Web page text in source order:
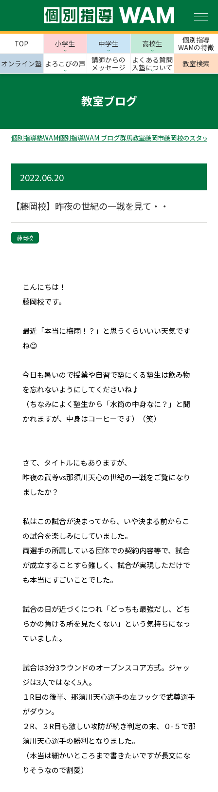
TOP 小学生 中学生 高校生
個別指導
WAMの特徴
オンライン塾 よろこびの声
講師からの
メッセージ
よくある質問
入塾について
教室検索
教室ブログ
個別指導塾WAM個別指導WAM ブログ群馬教室藤岡市藤岡校のスタッフ
2022.06.20
【藤岡校】昨夜の世紀の一戦を見て・・
藤岡校
こんにちは！
藤岡校です。
最近「本当に梅雨！？」と思うくらいいい天気です
ね😊
今日も暑いので授業や自習で塾にくる塾生は飲み物
を忘れないようにしてくださいね♪
（ちなみによく塾生から「水筒の中身なに？」と聞
かれますが、中身はコーヒーです）（笑）
さて、タイトルにもありますが、
昨夜の武尊vs那須川天心の世紀の一戦をご覧になり
ましたか？
私はこの試合が決まってから、いや決まる前からこ
の試合を楽しみにしていました。
両選手の所属している団体での契約内容等で、試合
が成立することすら難しく、試合が実現しただけで
も本当にすごいことでした。
試合の日が近づくにつれ「どっちも最強だし、どち
らかの負ける所を見たくない」という気持ちになっ
ていました。
試合は3分3ラウンドのオープンスコア方式。ジャッ
ジは3人ではなく5人。
１R目の後半、那須川天心選手の左フックで武尊選手
がダウン。
２R、３R目も激しい攻防が続き判定の末、０-５で那
須川天心選手の勝利となりました。
（本当は細かいところまで書きたいですが長文にな
りそうなので割愛）